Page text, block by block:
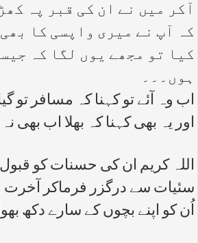
آکر میں نے ان کی قبر پہ
کہ آپ نے میری واپسی کا
کیا تو مجھے یوں لگا کہ
ہوں۔۔۔
اب وہ آئے تو کہنا کہ مسافر تو
اور یہ بھی کہنا کہ بھلا اب بھی
اللہ کریم ان کی حسنات کو
سئیات سے درگزر فرماکر آخرت
اُن کو اپنے بچوں کے سارے دکھ